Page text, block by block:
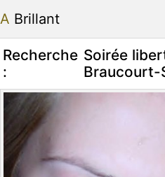
A Brillant
Recherche
:
Soirée
Braucourt-